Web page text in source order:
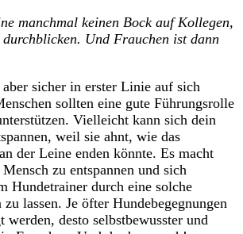
manchmal keinen Bock auf Kollegen,
Und Frauchen ist dann
sicher in erster Linie auf sich
sollten eine gute Führungsrolle
Vielleicht kann sich dein
weil sie ahnt, wie das
der Leine enden könnte. Es macht
zu entspannen und sich
Hundetrainer durch eine solche
lassen. Je öfter Hundebegegnungen
werden, desto selbstbewusster und